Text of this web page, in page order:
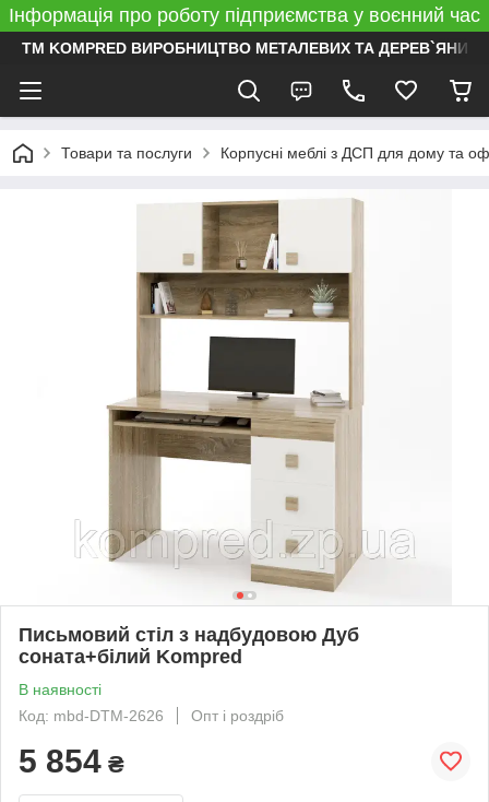
Інформація про роботу підприємства у воєнний час
ТМ KOMPRED ВИРОБНИЦТВО МЕТАЛЕВИХ ТА ДЕРЕВ`ЯНИХ
Товари та послуги Корпусні меблі з ДСП для дому та
Письмовий стіл з надбудовою Дуб
соната+білий Kompred
В наявності
Код: mbd-DTM-2626
Опт і роздріб
5 854 ₴